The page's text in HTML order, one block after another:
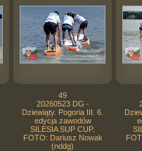
49
20260523 DG -
Dziewiąty. Pogoria III. 6.
edycja zawodów
SILESIA SUP CUP.
FOTO: Dariusz Nowak
(nddg)